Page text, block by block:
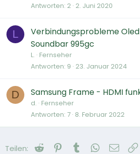
Antworten 2 2. Juni 2020
L
Verbindungsprobleme
Soundbar 995gc
L. Fernseher
Antworten 9 23. Januar 2024
D Samsung Frame - HDMI
d. Fernseher
Antworten 7 8. Februar 2022
Teilen: Reddit Pinterest
Tumblr WhatsApp
E-Mail